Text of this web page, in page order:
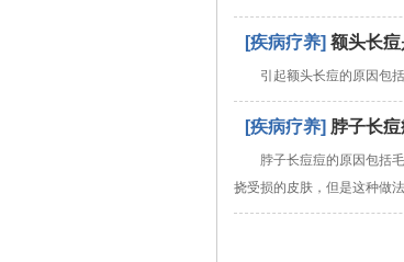
[疾病疗养] 额头长
引起额头长痘的原因包
[疾病疗养] 脖子长
脖子长痘痘的原因包括
挠受损的皮肤，但是这种做